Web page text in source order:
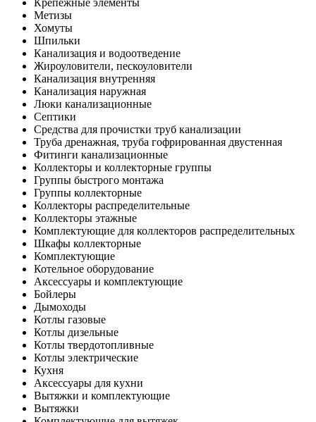
Крепежные элементы
Метизы
Хомуты
Шпильки
Канализация и водоотведение
Жироуловители, пескоуловители
Канализация внутренняя
Канализация наружная
Люки канализационные
Септики
Средства для прочистки труб канализации
Труба дренажная, труба гофрированная двустенная
Фитинги канализационные
Коллекторы и коллекторные группы
Группы быстрого монтажа
Группы коллекторные
Коллекторы распределительные
Коллекторы этажные
Комплектующие для коллекторов распределительных
Шкафы коллекторные
Комплектующие
Котельное оборудование
Аксессуары и комплектующие
Бойлеры
Дымоходы
Котлы газовые
Котлы дизельные
Котлы твердотопливные
Котлы электрические
Кухня
Аксессуары для кухни
Вытяжки и комплектующие
Вытяжки